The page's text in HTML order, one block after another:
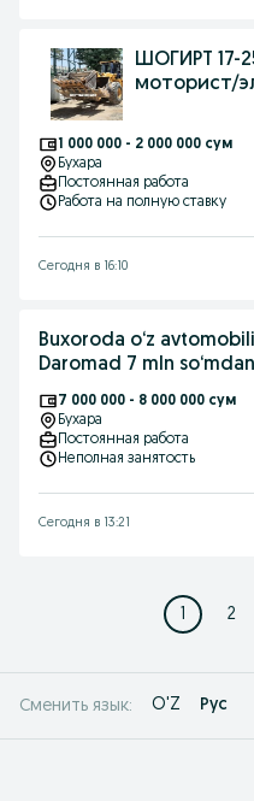
ШОГИРТ 17-
моторист/
1 000 000 - 2 000 000 сум
Бухара
Постоянная работа
Работа на полную ставку
Сегодня в 16:10
Buxoroda o‘z
Daromad 7 mln so‘mdan
7 000 000 - 8 000 000 сум
Бухара
Постоянная работа
Неполная занятость
Сегодня в 13:21
1 2
Сменить язык: O'Z Рус